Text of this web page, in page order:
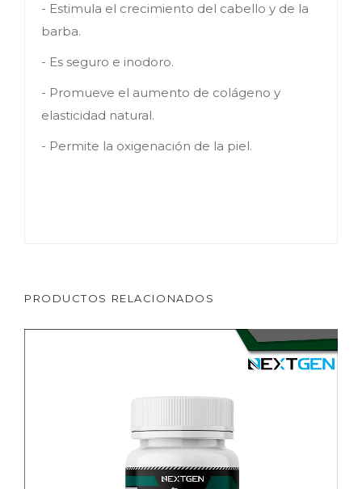
- Estimula el crecimiento del cabello y de la
barba.
- Es seguro e inodoro.
- Promueve el aumento de colágeno y
elasticidad natural.
- Permite la oxigenación de la piel.
PRODUCTOS RELACIONADOS